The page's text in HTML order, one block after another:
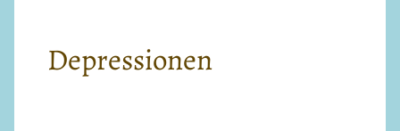
Depressionen